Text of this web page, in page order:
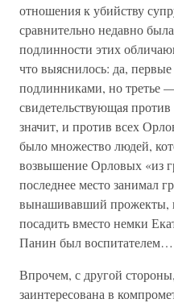
отношения к убийству
сравнительно недавно
подлинности этих
что выяснилось: да,
подлинниками, но третье
свидетельствующая
значит, и против всех
было множество людей,
возвышение Орловых «из
последнее место занимал
вынашивавший прожекты,
посадить вместо немки
Панин был воспитателем…
Впрочем, с другой
заинтересована в